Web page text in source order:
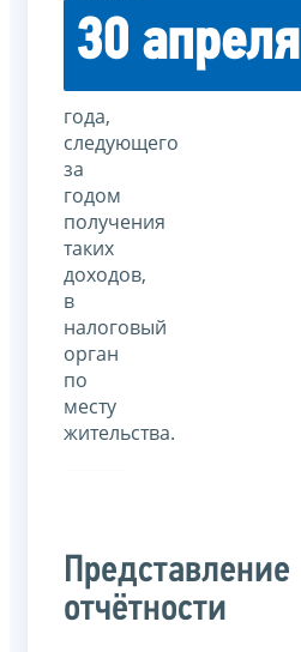
30 апреля
года,
следующего
за
годом
получения
таких
доходов,
в
налоговый
орган
по
месту
жительства.
Представление
отчётности